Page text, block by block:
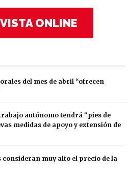
ONLINE
del mes de abril “ofrecen
autónomo tendrá “pies de
medidas de apoyo y extensión de
consideran muy alto el precio de la